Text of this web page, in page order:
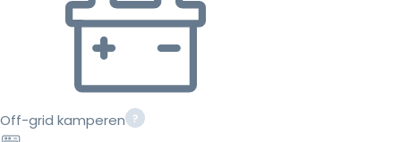
Off-grid kamperen